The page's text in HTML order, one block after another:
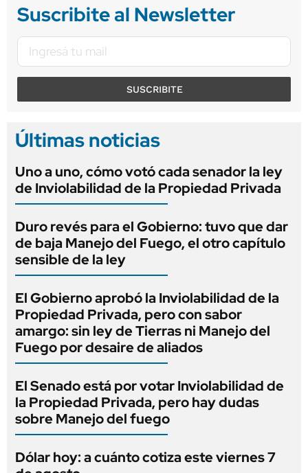
Suscribite al Newsletter
SUSCRIBITE
Últimas noticias
Uno a uno, cómo votó cada senador la ley
de Inviolabilidad de la Propiedad Privada
Duro revés para el Gobierno: tuvo que dar
de baja Manejo del Fuego, el otro capítulo
sensible de la ley
El Gobierno aprobó la Inviolabilidad de la
Propiedad Privada, pero con sabor
amargo: sin ley de Tierras ni Manejo del
Fuego por desaire de aliados
El Senado está por votar Inviolabilidad de
la Propiedad Privada, pero hay dudas
sobre Manejo del fuego
Dólar hoy: a cuánto cotiza este viernes 7